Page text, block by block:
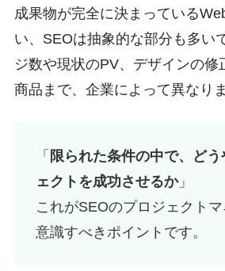
成果物が完全に決まっている
い、SEOは抽象的な部分も多い
ジ数や現状のPV、デザインの修
商品まで、企業によって異なりま
「 限られた条件の中で、ど
ェクトを成功させるか」
これがSEOのプロジェクト
意識すべきポイントです。